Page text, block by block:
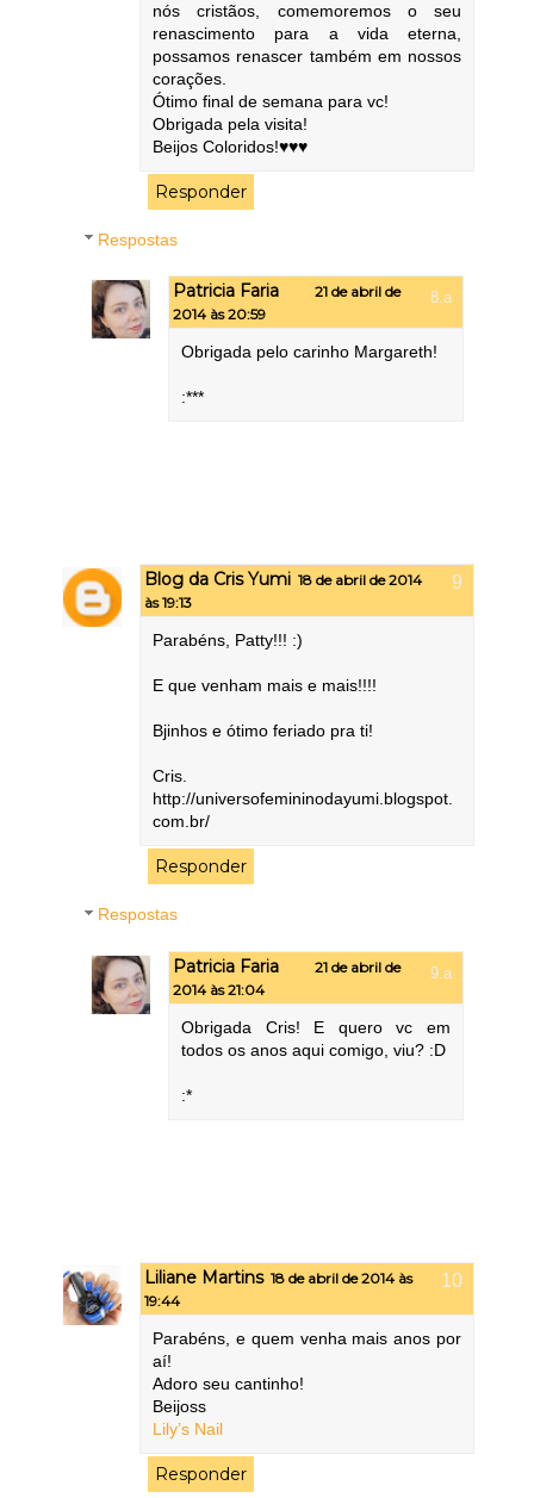
nós cristãos, comemoremos o seu
renascimento para a vida eterna,
possamos renascer também em nossos
corações.
Ótimo final de semana para vc!
Obrigada pela visita!
Beijos Coloridos!♥♥♥
Responder
Respostas
Patricia Faria
21 de abril de
2014 às 20:59
Obrigada pelo carinho Margareth!
:***
Blog da Cris Yumi 18 de abril de 2014
às 19:13
Parabéns, Patty!!! :)
E que venham mais e mais!!!!
Bjinhos e ótimo feriado pra ti!
Cris.
http://universofemininodayumi.blogspot.
com.br/
Responder
Respostas
Patricia Faria
21 de abril de
2014 às 21:04
Obrigada Cris! E quero vc em
todos os anos aqui comigo, viu? :D
:*
Liliane Martins 18 de abril de 2014 às
19:44
Parabéns, e quem venha mais anos por
aí!
Adoro seu cantinho!
Beijoss
Lily’s Nail
Responder